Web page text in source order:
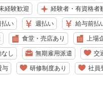
経験歓迎 経験者・有資格者
払い 週払い 給与前払
食堂・売店あり 上場
し 無期雇用派遣 交
与 研修制度あり 社員